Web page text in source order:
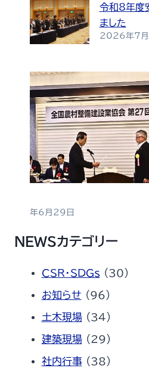
令和8年度
ました
2026年7月
年6月29日
NEWSカテゴリー
CSR・SDGs (30)
お知らせ (96)
土木現場(34)
建築現場(29)
社内行事(38)